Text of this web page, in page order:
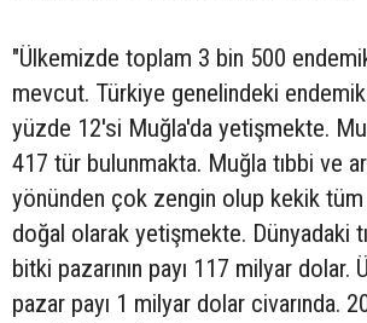
"Ülkemizde toplam 3 bin 500
mevcut. Türkiye genelindeki
yüzde 12'si Muğla'da yetişmekte.
417 tür bulunmakta. Muğla tıbbi ve
yönünden çok zengin olup kekik
doğal olarak yetişmekte. Dünyadaki
bitki pazarının payı 117 milyar dolar.
pazar payı 1 milyar dolar civarında.